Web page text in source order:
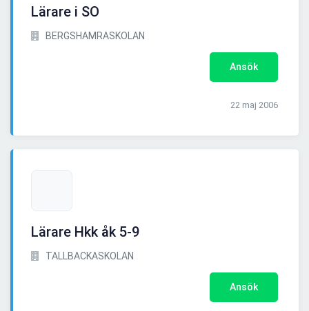
Lärare i SO
BERGSHAMRASKOLAN
Ansök
22 maj 2006
Lärare Hkk åk 5-9
TALLBACKASKOLAN
Ansök